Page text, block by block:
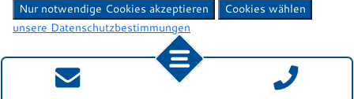
Nur notwendige Cookies akzeptieren
Cookies wählen
unsere Datenschutzbestimmungen